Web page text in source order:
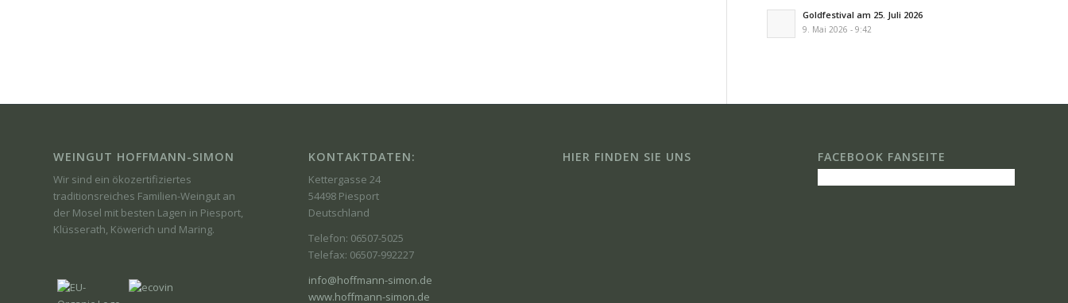
Goldfestival am 25. Juli 2026
9. Mai 2026 - 9:42
WEINGUT HOFFMANN-SIMON
Wir sind ein ökozertifiziertes
traditionsreiches Familien-Weingut an
der Mosel mit besten Lagen in Piesport,
Klüsserath, Köwerich und Maring.
KONTAKTDATEN:
Kettergasse 24
54498 Piesport
Deutschland
Telefon: 06507-5025
Telefax: 06507-992227
info@hoffmann-simon.de
www.hoffmann-simon.de
HIER FINDEN SIE UNS FACEBOOK FANSEITE